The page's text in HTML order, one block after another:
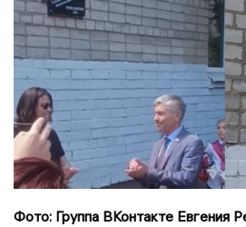
Фото: Группа ВКонтакте Евгения